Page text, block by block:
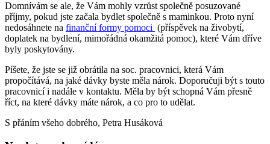
Domnívám se ale, že Vám mohly vzrůst společně posuzované
příjmy, pokud jste začala bydlet společně s maminkou. Proto nyní
nedosáhnete na finanční formy pomoci (příspěvek na živobytí,
doplatek na bydlení, mimořádná okamžitá pomoc), které Vám dříve
byly poskytovány.
Píšete, že jste se již obrátila na soc. pracovnici, která Vám
propočítává, na jaké dávky byste měla nárok. Doporučuji být s touto
pracovnicí i nadále v kontaktu. Měla by být schopná Vám přesně
říct, na které dávky máte nárok, a co pro to udělat.
S přáním všeho dobrého, Petra Husáková